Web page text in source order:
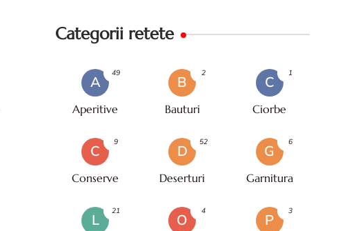
Categorii retete
A
Aperitive
49
B
Bauturi
2
C
Ciorbe
1
C
Conserve
9
D
Deserturi
52
G
Garnitura
6
L
21
O
4
P
3